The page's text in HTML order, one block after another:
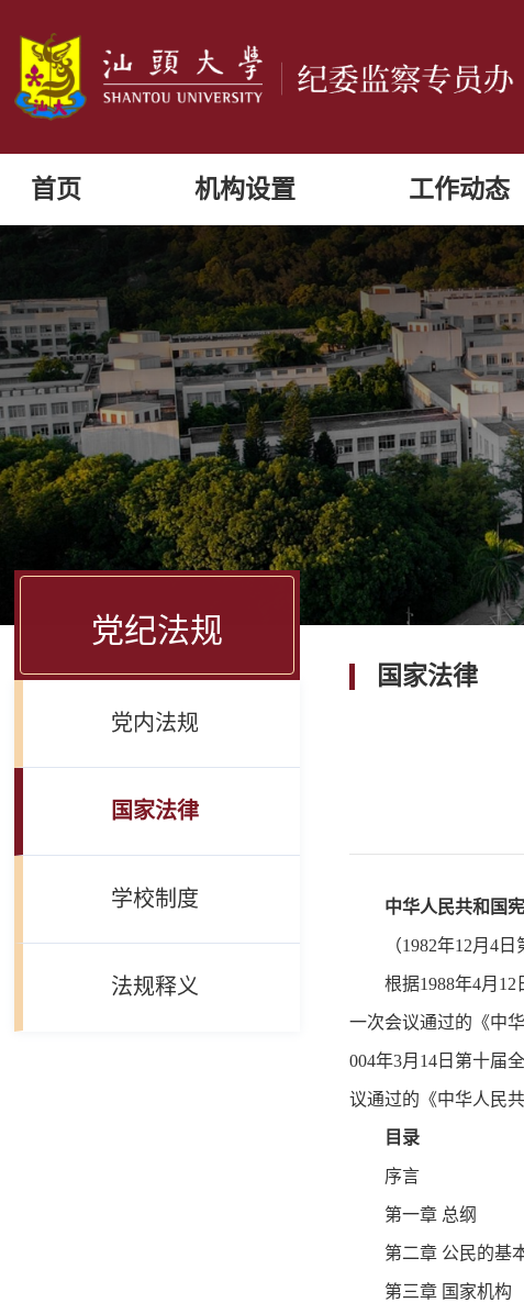
首页 机构设置 工作动态
党纪法规
党内法规
国家法律
学校制度
法规释义
国家法律
中华人民共和国
（1982年12月4
根据1988年4月
一次会议通过的《中
004年3月14日第十届
议通过的《中华人民
目录
序言
第一章 总纲
第二章 公民的基
第三章 国家机构